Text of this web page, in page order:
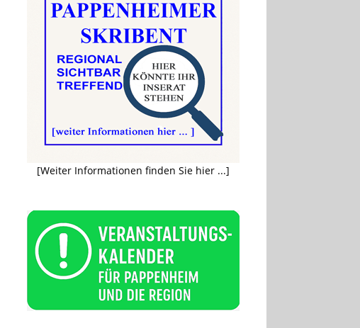
[Weiter Informationen finden Sie hier ...]